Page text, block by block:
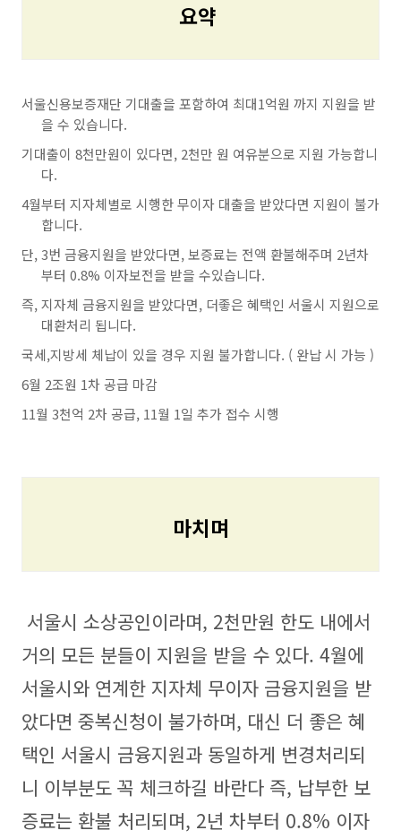
요약
서울신용보증재단 기대출을 포함하여 최대1억원 까지 지원을 받
을 수 있습니다.
기대출이 8천만원이 있다면, 2천만 원 여유분으로 지원 가능합니
다.
4월부터 지자체별로 시행한 무이자 대출을 받았다면 지원이 불가
합니다.
단, 3번 금융지원을 받았다면, 보증료는 전액 환불해주며 2년차
부터 0.8% 이자보전을 받을 수있습니다.
즉, 지자체 금융지원을 받았다면, 더좋은 혜택인 서울시 지원으로
대환처리 됩니다.
국세,지방세 체납이 있을 경우 지원 불가합니다. ( 완납 시 가능 )
6월 2조원 1차 공급 마감
11월 3천억 2차 공급, 11월 1일 추가 접수 시행
마치며
서울시 소상공인이라며, 2천만원 한도 내에서
거의 모든 분들이 지원을 받을 수 있다. 4월에
서울시와 연계한 지자체 무이자 금융지원을 받
았다면 중복신청이 불가하며, 대신 더 좋은 혜
택인 서울시 금융지원과 동일하게 변경처리되
니 이부분도 꼭 체크하길 바란다 즉, 납부한 보
증료는 환불 처리되며, 2년 차부터 0.8% 이자